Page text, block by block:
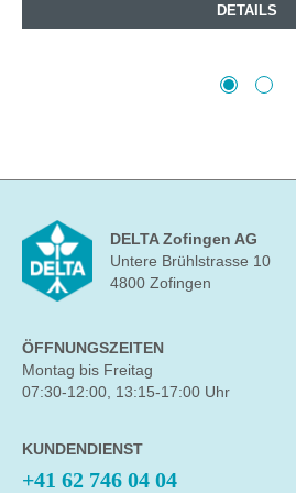
DETAILS
DELTA Zofingen AG
Untere Brühlstrasse 10
4800 Zofingen
ÖFFNUNGSZEITEN
Montag bis Freitag
07:30-12:00, 13:15-17:00 Uhr
KUNDENDIENST
+41 62 746 04 04